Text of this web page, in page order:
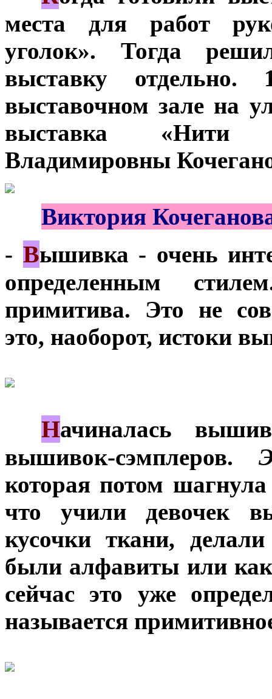
места для работ
уголок». Тогда
выставку
выставочном зале на
выставка «Нити
Владимировны
Виктория
- Вышивка - очень
определенным
примитива. Это не
это, наоборот, истоки
Начиналась
вышивок-сэмплеров.
которая потом
что учили девочек
кусочки ткани,
были алфавиты или
сейчас это уже
называется